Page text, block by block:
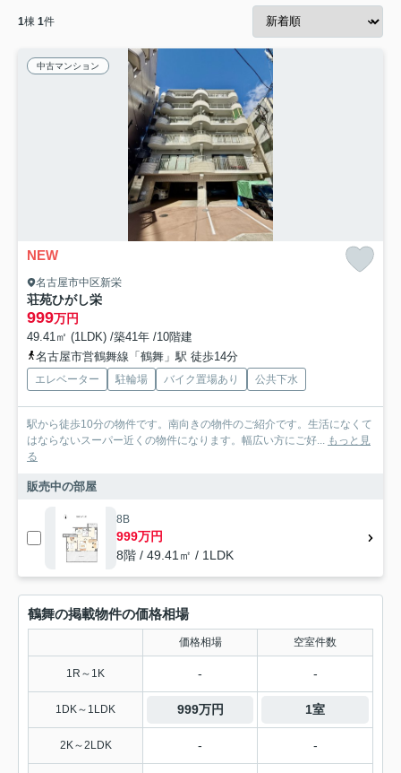
1棟 1件
中古マンション
NEW
名古屋市中区新栄
荘苑ひがし栄
999万円
49.41㎡ (1LDK) /築41年 /10階建
名古屋市営鶴舞線「鶴舞」駅 徒歩14分
エレベーター 駐輪場 バイク置場あり 公共下水
駅から徒歩10分の物件です。南向きの物件のご紹介です。生活になくて
はならないスーパー近くの物件になります。幅広い方にご好... もっと見
る
販売中の部屋
8B
999万円
8階 / 49.41㎡ / 1LDK
鶴舞の掲載物件の価格相場
価格相場 空室件数
1R～1K - -
1DK～1LDK 999万円 1室
2K～2LDK - -